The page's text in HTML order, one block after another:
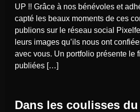
UP !! Grâce à nos bénévoles et
capté les beaux moments de ces
publions sur le réseau social
leurs images qu’ils nous ont
avec vous. Un portfolio présente le
publiées […]
Dans les coulisses du concert de